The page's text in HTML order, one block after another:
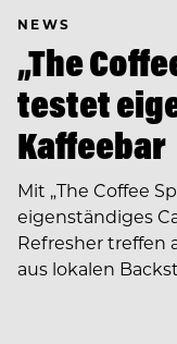
NEWS
„The
testet
Kaffeebar
Mit „The Coffee
eigenständiges
Refresher treffen
aus lokalen